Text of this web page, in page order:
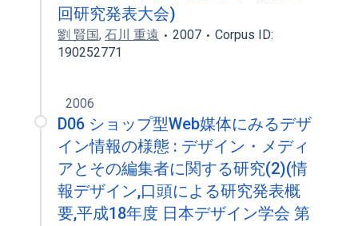
回研究発表大会)
劉 賢国, 石川 重遠 2007
Corpus ID:
190252771
2006
D06 ショップ型Web媒体にみるデザ
イン情報の様態 : デザイン・メディ
アとその編集者に関する研究(2)(情
報デザイン,口頭による研究発表概
要,平成18年度 日本デザイン学会 第